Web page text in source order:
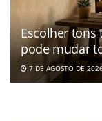
Escolher tons
pode mudar
7 DE AGOSTO DE